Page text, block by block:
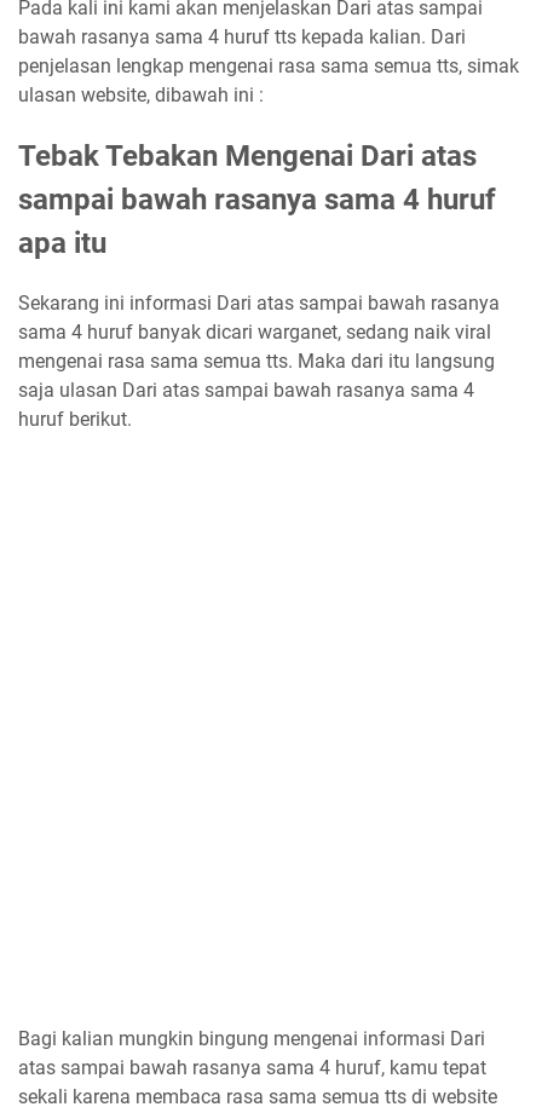
Pada kali ini kami akan menjelaskan Dari atas sampai
bawah rasanya sama 4 huruf tts kepada kalian. Dari
penjelasan lengkap mengenai rasa sama semua tts, simak
ulasan website, dibawah ini :
Tebak Tebakan Mengenai Dari atas
sampai bawah rasanya sama 4 huruf
apa itu
Sekarang ini informasi Dari atas sampai bawah rasanya
sama 4 huruf banyak dicari warganet, sedang naik viral
mengenai rasa sama semua tts. Maka dari itu langsung
saja ulasan Dari atas sampai bawah rasanya sama 4
huruf berikut.
Bagi kalian mungkin bingung mengenai informasi Dari
atas sampai bawah rasanya sama 4 huruf, kamu tepat
sekali karena membaca rasa sama semua tts di website